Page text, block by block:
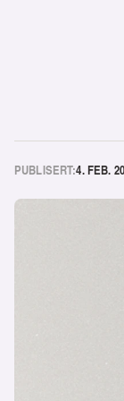
PUBLISERT:4. FEB.